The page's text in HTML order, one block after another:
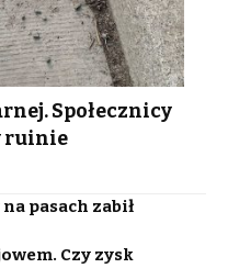
Społecznicy
ruinie
pasach zabił
Czy zysk